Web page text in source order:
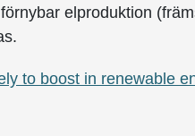
elproduktion
to boost in renewable